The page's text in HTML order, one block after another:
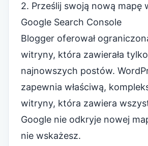
2. Prześlij swoją nową mapę
Google Search Console
Blogger oferował
witryny, która zawierała
najnowszych postów.
zapewnia właściwą,
witryny, która zawiera
Google nie odkryje nowej
nie wskażesz.